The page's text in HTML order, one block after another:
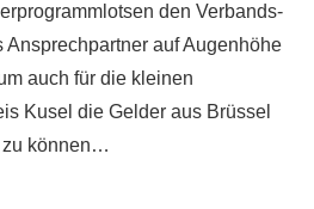
den Verbands-
Ansprechpartner auf Augenhöhe
auch für die kleinen
Kusel die Gelder aus Brüssel
zu können…